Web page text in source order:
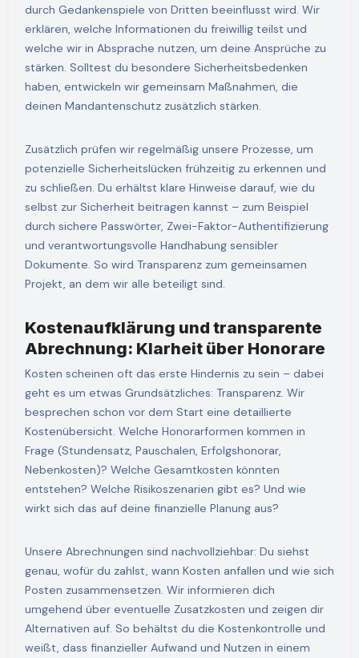
durch Gedankenspiele von Dritten beeinflusst wird. Wir
erklären, welche Informationen du freiwillig teilst und
welche wir in Absprache nutzen, um deine Ansprüche zu
stärken. Solltest du besondere Sicherheitsbedenken
haben, entwickeln wir gemeinsam Maßnahmen, die
deinen Mandantenschutz zusätzlich stärken.
Zusätzlich prüfen wir regelmäßig unsere Prozesse, um
potenzielle Sicherheitslücken frühzeitig zu erkennen und
zu schließen. Du erhältst klare Hinweise darauf, wie du
selbst zur Sicherheit beitragen kannst – zum Beispiel
durch sichere Passwörter, Zwei-Faktor-Authentifizierung
und verantwortungsvolle Handhabung sensibler
Dokumente. So wird Transparenz zum gemeinsamen
Projekt, an dem wir alle beteiligt sind.
Kostenaufklärung und transparente
Abrechnung: Klarheit über Honorare
Kosten scheinen oft das erste Hindernis zu sein – dabei
geht es um etwas Grundsätzliches: Transparenz. Wir
besprechen schon vor dem Start eine detaillierte
Kostenübersicht. Welche Honorarformen kommen in
Frage (Stundensatz, Pauschalen, Erfolgshonorar,
Nebenkosten)? Welche Gesamtkosten könnten
entstehen? Welche Risikoszenarien gibt es? Und wie
wirkt sich das auf deine finanzielle Planung aus?
Unsere Abrechnungen sind nachvollziehbar: Du siehst
genau, wofür du zahlst, wann Kosten anfallen und wie sich
Posten zusammensetzen. Wir informieren dich
umgehend über eventuelle Zusatzkosten und zeigen dir
Alternativen auf. So behältst du die Kostenkontrolle und
weißt, dass finanzieller Aufwand und Nutzen in einem